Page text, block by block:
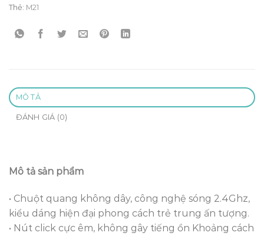
Thẻ: M21
MÔ TẢ
ĐÁNH GIÁ (0)
Mô tả sản phẩm
• Chuột quang không dây, công nghệ sóng 2.4Ghz,
kiểu dáng hiện đại phong cách trẻ trung ấn tượng.
• Nút click cực êm, không gây tiếng ồn Khoảng cách